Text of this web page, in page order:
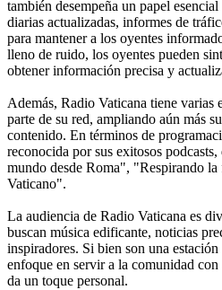
también desempeña un papel
diarias actualizadas, informes de
para mantener a los oyentes
lleno de ruido, los oyentes pueden
obtener información precisa y
Además, Radio Vaticana tiene varias
parte de su red, ampliando aún más
contenido. En términos de
reconocida por sus exitosos
mundo desde Roma", "Respirando
Vaticano".
La audiencia de Radio Vaticana es
buscan música edificante, noticias
inspiradores. Si bien son una
enfoque en servir a la comunidad
da un toque personal.